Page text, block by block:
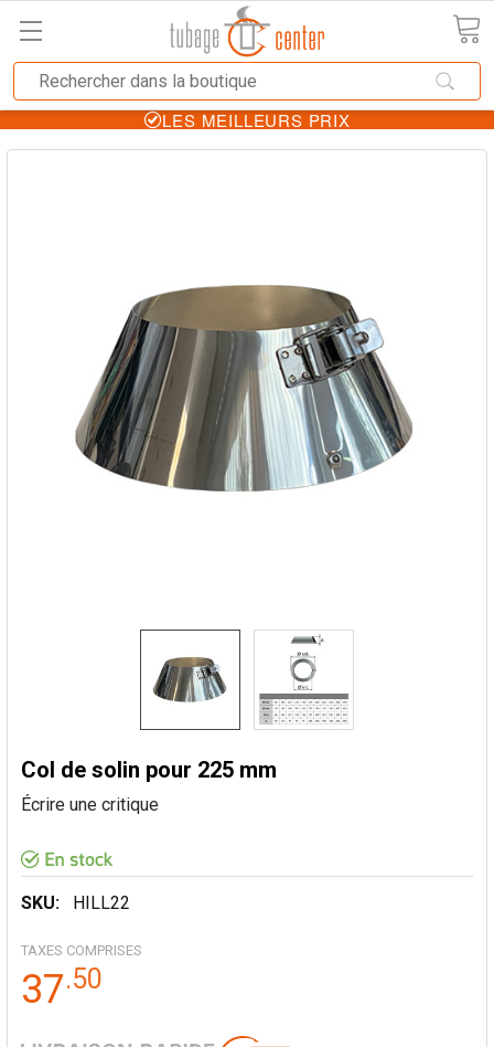
LES MEILLEURS PRIX
Col de solin pour 225 mm
Écrire une critique
SKU: HILL22
TAXES COMPRISES
37.50